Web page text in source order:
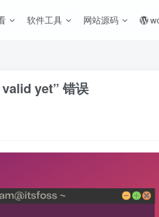
软件工具 网站源码
yet” 错误